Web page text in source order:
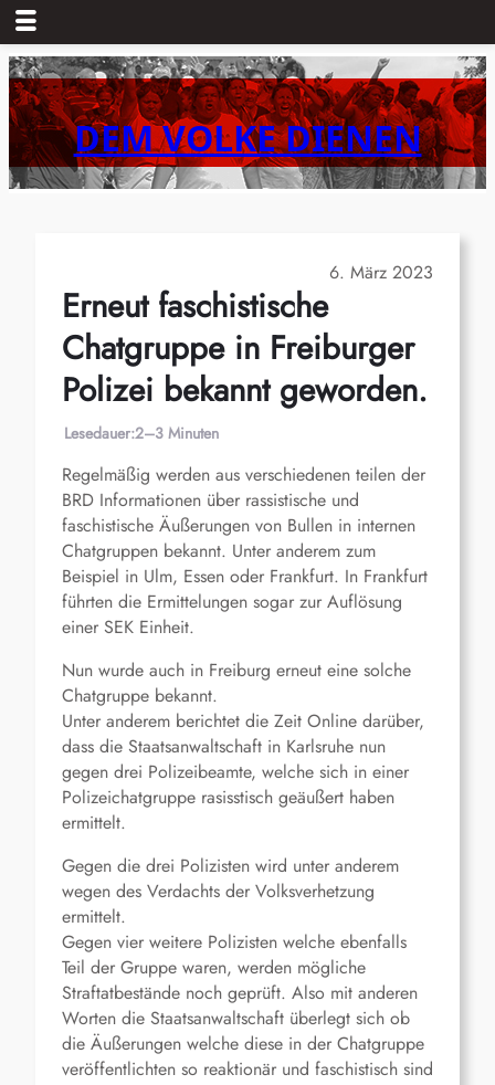
Zum
Inhalt
springenDEM VOLKE DIENEN
6. März 2023
Erneut faschistische
Chatgruppe in Freiburger
Polizei bekannt geworden.
Lesedauer:2–3 Minuten
Regelmäßig werden aus verschiedenen teilen der
BRD Informationen über rassistische und
faschistische Äußerungen von Bullen in internen
Chatgruppen bekannt. Unter anderem zum
Beispiel in Ulm, Essen oder Frankfurt. In Frankfurt
führten die Ermittelungen sogar zur Auflösung
einer SEK Einheit.
Nun wurde auch in Freiburg erneut eine solche
Chatgruppe bekannt.
Unter anderem berichtet die Zeit Online darüber,
dass die Staatsanwaltschaft in Karlsruhe nun
gegen drei Polizeibeamte, welche sich in einer
Polizeichatgruppe rasisstisch geäußert haben
ermittelt.
Gegen die drei Polizisten wird unter anderem
wegen des Verdachts der Volksverhetzung
ermittelt.
Gegen vier weitere Polizisten welche ebenfalls
Teil der Gruppe waren, werden mögliche
Straftatbestände noch geprüft. Also mit anderen
Worten die Staatsanwaltschaft überlegt sich ob
die Äußerungen welche diese in der Chatgruppe
veröffentlichten so reaktionär und faschistisch sind